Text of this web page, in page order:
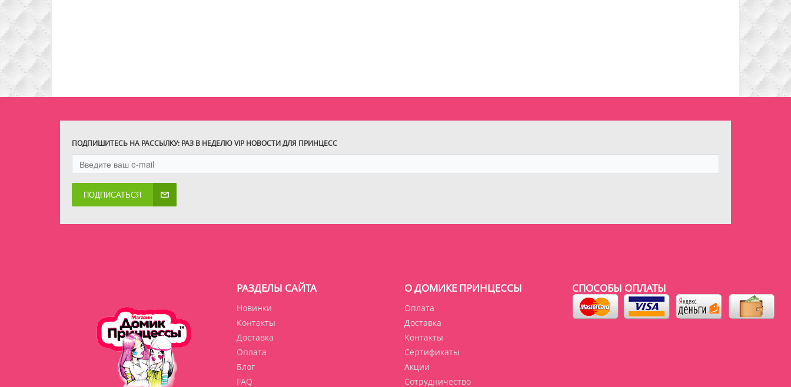
ПОДПИШИТЕСЬ НА РАССЫЛКУ: РАЗ В НЕДЕЛЮ VIP НОВОСТИ ДЛЯ ПРИНЦЕСС
ПОДПИСАТЬСЯ
О ДОМИКЕ ПРИНЦЕССЫ
Оплата
Доставка
Контакты
Сертификаты
Акции
Сотрудничество
РАЗДЕЛЫ САЙТА
Новинки
Контакты
Доставка
Оплата
Блог
FAQ
СПОСОБЫ ОПЛАТЫ